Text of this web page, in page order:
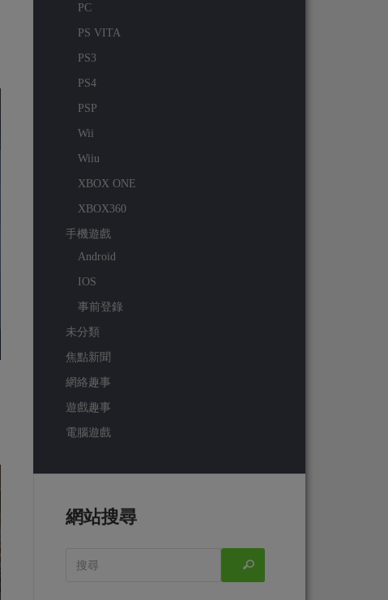
PC
PS VITA
PS3
PS4
PSP
Wii
Wiiu
XBOX ONE
XBOX360
手機遊戲
Android
IOS
事前登錄
未分類
焦點新聞
網絡趣事
遊戲趣事
電腦遊戲
網站搜尋